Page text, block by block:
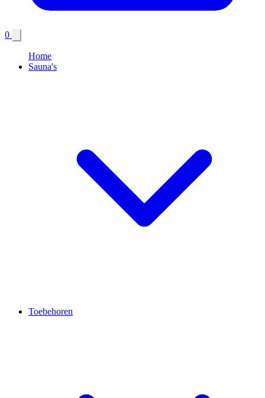
0
Home
Sauna's
Toebehoren